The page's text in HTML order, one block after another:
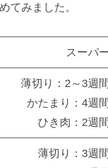
てみました。
スーパ
薄切り：2～3週間
かたまり：4週間
ひき肉：2週間
薄切り：3週間